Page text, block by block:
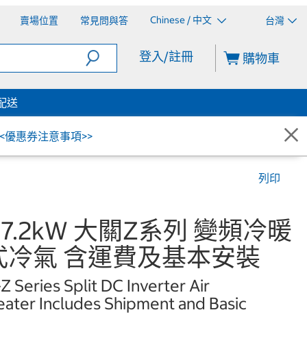
賣場位置 常見問與答 Chinese / 中文 台灣
登入/註冊 購物車
送
優惠券注意事項>>
列印
大關Z系列 變頻冷暖
氣 含運費及基本安裝
Series Split DC Inverter Air
Includes Shipment and Basic